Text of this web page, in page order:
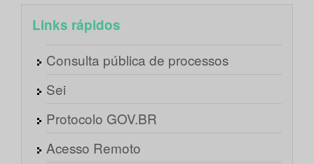
Links rápidos
Consulta pública de processos
Sei
Protocolo GOV.BR
Acesso Remoto